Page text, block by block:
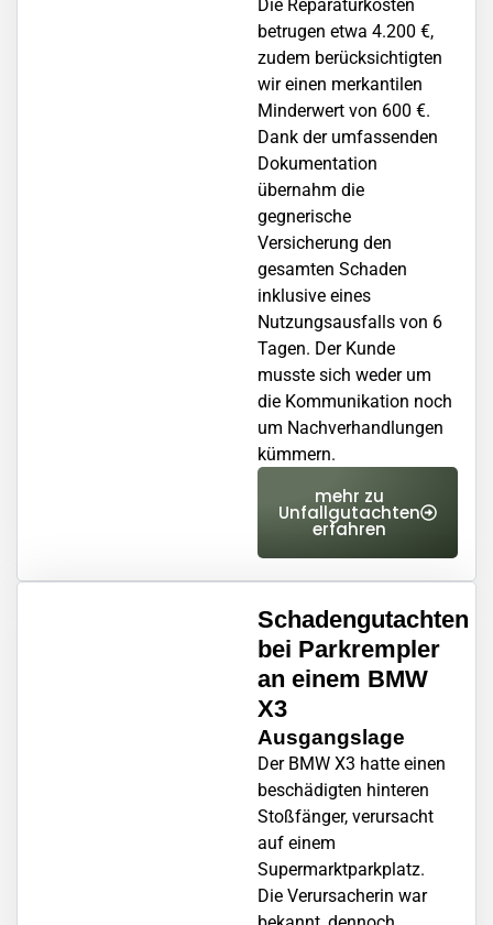
Die Reparaturkosten
betrugen etwa 4.200 €,
zudem berücksichtigten
wir einen merkantilen
Minderwert von 600 €.
Dank der umfassenden
Dokumentation
übernahm die
gegnerische
Versicherung den
gesamten Schaden
inklusive eines
Nutzungsausfalls von 6
Tagen. Der Kunde
musste sich weder um
die Kommunikation noch
um Nachverhandlungen
kümmern.
mehr zu
Unfallgutachten
erfahren
Schadengutachten
bei Parkrempler
an einem BMW
X3
Ausgangslage
Der BMW X3 hatte einen
beschädigten hinteren
Stoßfänger, verursacht
auf einem
Supermarktparkplatz.
Die Verursacherin war